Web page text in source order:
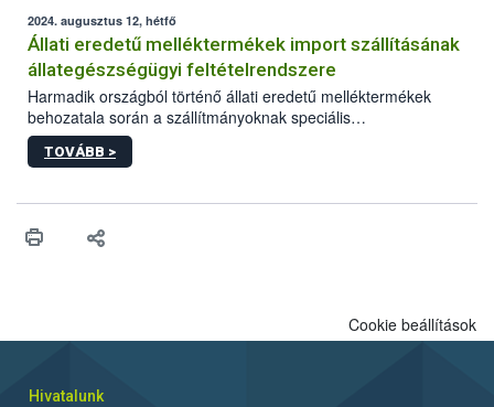
2024. augusztus 12, hétfő
Állati eredetű melléktermékek import szállításának
állategészségügyi feltételrendszere
Harmadik országból történő állati eredetű melléktermékek
behozatala során a szállítmányoknak speciális
állategészségügyi import előírásoknak kell megfelelniük.
TOVÁBB >
Cookie beállítások
Hivatalunk